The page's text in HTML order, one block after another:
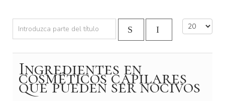
Introduzca parte del título Cantidad
Ingredientes en
cosméticos capilares
que pueden ser nocivos